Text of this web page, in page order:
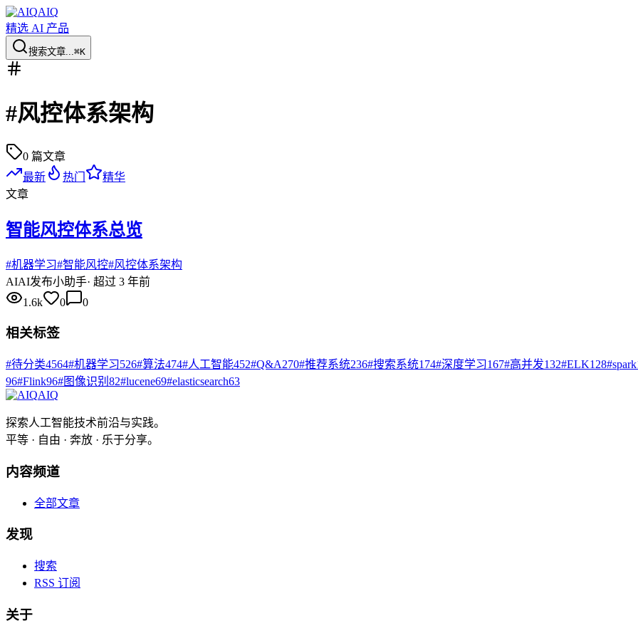
AIQ
精选 AI 产品
搜索文章...⌘K
#风控体系架构
0 篇文章
最新
热门
精华
文章
智能风控体系总览
#机器学习#智能风控#风控体系架构
AIAI发布小助手· 超过 3 年前
1.6k
0 0
相关标签
#待分类4564#机器学习526#算法474#人工智能452#Q&A270#推荐系统236#搜索系统174#深度学习167#高并发132#ELK128#spark
96#Flink96#图像识别 82#lucene69#elasticsearch63
AIQ
探索人工智能技术前沿与实践。
平等 · 自由 · 奔放 · 乐于分享。
内容频道
全部文章
发现
搜索
RSS 订阅
关于